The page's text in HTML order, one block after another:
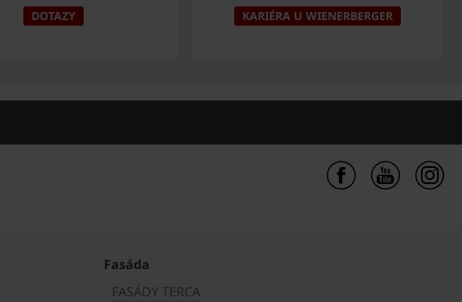
DOTAZY KARIÉRA U WIENERBERGER
Fasáda
FASÁDY TERCA